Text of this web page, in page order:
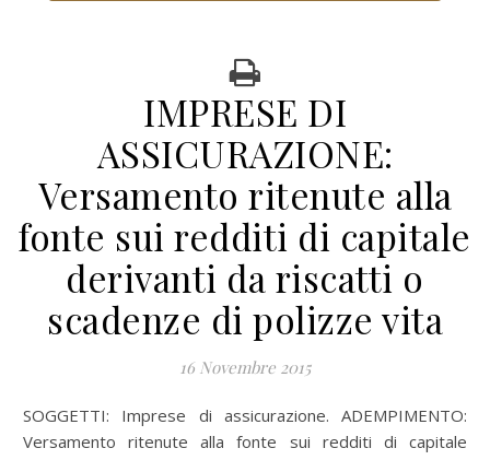
IMPRESE DI
ASSICURAZIONE:
Versamento ritenute alla
fonte sui redditi di capitale
derivanti da riscatti o
scadenze di polizze vita
16 Novembre 2015
SOGGETTI: Imprese di assicurazione. ADEMPIMENTO:
Versamento ritenute alla fonte sui redditi di capitale